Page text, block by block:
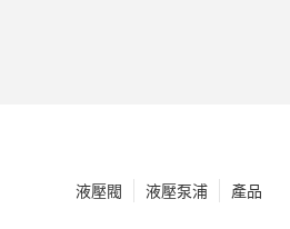
產品
液壓泵浦
液壓閥